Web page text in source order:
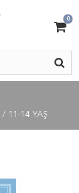
0
11-14 YAŞ